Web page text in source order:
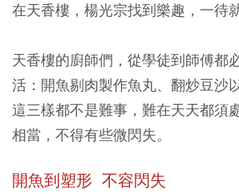
在天香樓，楊光宗找到樂趣，一待
天香樓的廚師們，從學徒到師傅都
活：開魚剔肉製作魚丸、翻炒豆沙
這三樣都不是難事，難在天天都須
相當，不得有些微閃失。
開魚到塑形 不容閃失